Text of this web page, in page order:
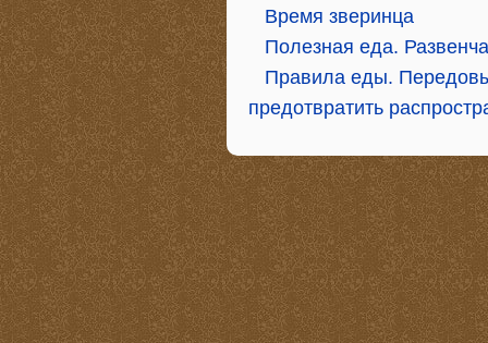
Время зверинца
Полезная еда.
Правила еды.
предотвратить